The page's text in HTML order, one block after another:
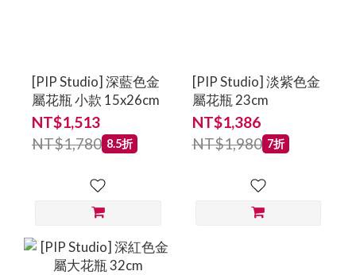
[PIP Studio] 深藍色金
屬花瓶 小款 15x26cm
NT$1,513
NT$1,780 8.5折
[PIP Studio] 淡紫色金
屬花瓶 23cm
NT$1,386
NT$1,980 7折